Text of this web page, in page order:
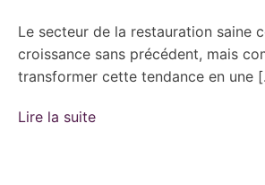
Le secteur de la restauration saine
croissance sans précédent, mais
transformer cette tendance en une
Lire la suite